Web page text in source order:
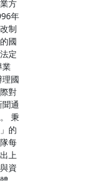
方
年
制
國
定
業
國
對
通
秉
的
每
上
資